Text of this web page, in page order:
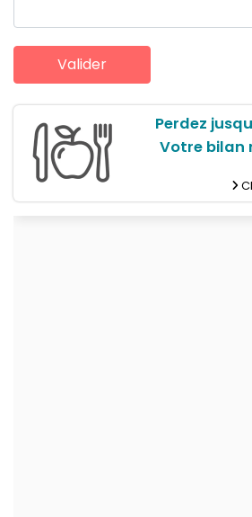
Perdez
Votre bilan